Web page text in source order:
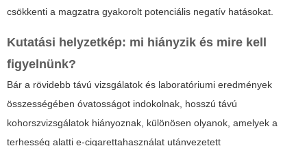
csökkenti a magzatra gyakorolt potenciális negatív hatásokat.
Kutatási helyzetkép: mi hiányzik és mire kell
figyelnünk?
Bár a rövidebb távú vizsgálatok és laboratóriumi eredmények
összességében óvatosságot indokolnak, hosszú távú
kohorszvizsgálatok hiányoznak, különösen olyanok, amelyek a
terhesség alatti e-cigarettahasználat utánvezetett